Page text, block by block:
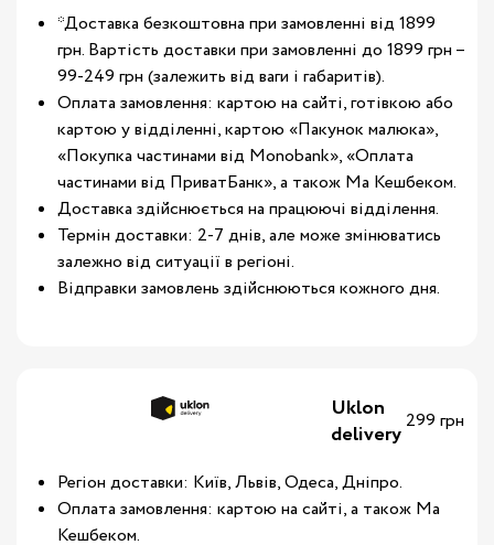
*Доставка безкоштовна при замовленні від 1899
грн. Вартість доставки при замовленні до 1899 грн –
99-249 грн (залежить від ваги і габаритів).
Оплата замовлення: картою на сайті, готівкою або
картою у відділенні, картою «Пакунок малюка»,
«Покупка частинами від Monobank», «Оплата
частинами від ПриватБанк», а також Ма Кешбеком.
Доставка здійснюється на працюючі відділення.
Термін доставки: 2-7 днів, але може змінюватись
залежно від ситуації в регіоні.
Відправки замовлень здійснюються кожного дня.
Uklon
delivery 299 грн
Регіон доставки: Київ, Львів, Одеса, Дніпро.
Оплата замовлення: картою на сайті, а також Ма
Кешбеком.